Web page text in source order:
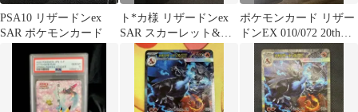
PSA10 リザードンex
SAR ポケモンカード
ト*カ様 リザードンex
SAR スカーレット&バ
イオレット 拡張パック
黒炎の
ポケモンカード リザー
ドンEX 010/072 20th
Anniversary